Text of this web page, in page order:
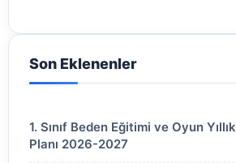
Son Eklenenler
1. Sınıf Beden Eğitimi ve Oyun Yıllık
Planı 2026-2027